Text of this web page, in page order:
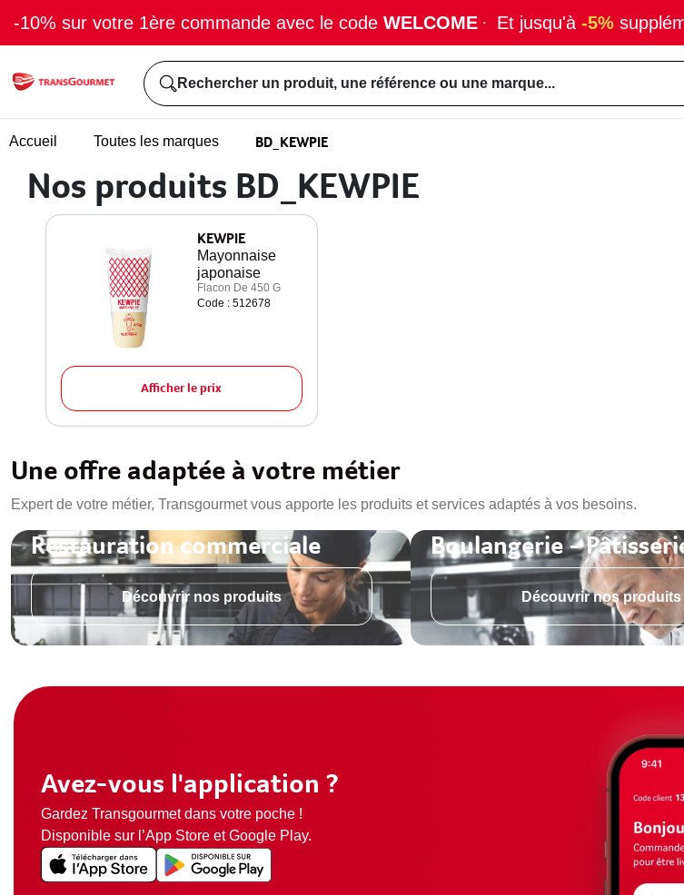
-10% sur votre 1ère commande avec le code WELCOME · Et jusqu'à -5%
Rechercher un produit, une référence ou une marque...
Accueil Toutes les marques BD_KEWPIE
Nos produits BD_KEWPIE
KEWPIE
Mayonnaise
japonaise
Flacon De 450 G
Code : 512678
Afficher le prix
Une offre adaptée à votre métier
Expert de votre métier, Transgourmet vous apporte les produits et services adaptés à vos besoins.
Restauration commerciale
Découvrir nos produits
Boulangerie -
Découvrir nos produits
Avez-vous l'application ?
Gardez Transgourmet dans votre poche !
Disponible sur l’App Store et Google Play.